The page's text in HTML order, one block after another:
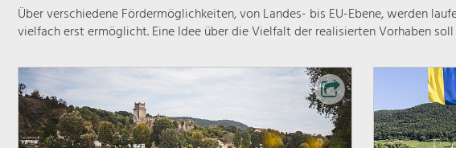
Über verschiedene Fördermöglichkeiten, von Landes- bis EU-Ebene, werden
vielfach erst ermöglicht. Eine Idee über die Vielfalt der realisierten Vorhaben